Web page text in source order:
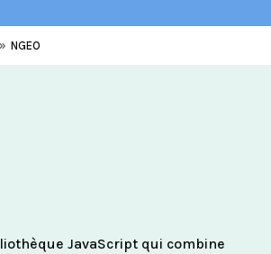
9 NGEO
JavaScript qui combine